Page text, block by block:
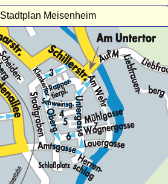
Stadtplan Meisenheim